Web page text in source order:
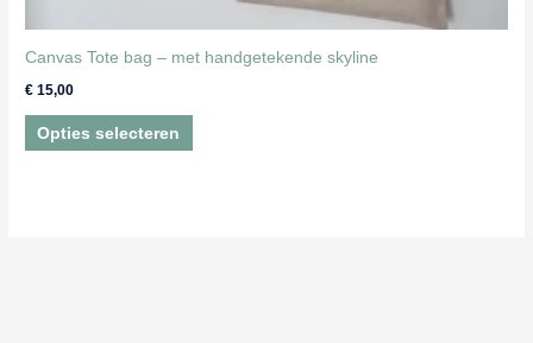
Canvas Tote bag – met handgetekende skyline
€ 15,00
Opties selecteren
Dit
product